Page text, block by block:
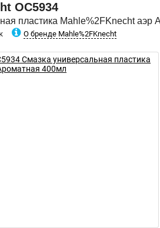
OC5934
пластика Mahle%2FKnecht аэр
О бренде Mahle%2FKnecht